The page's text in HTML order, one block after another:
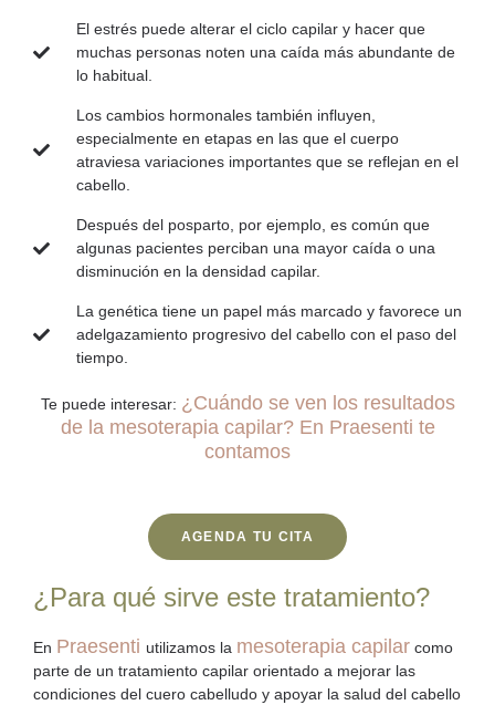
El estrés puede alterar el ciclo capilar y hacer que
muchas personas noten una caída más abundante de
lo habitual.
Los cambios hormonales también influyen,
especialmente en etapas en las que el cuerpo
atraviesa variaciones importantes que se reflejan en el
cabello.
Después del posparto, por ejemplo, es común que
algunas pacientes perciban una mayor caída o una
disminución en la densidad capilar.
La genética tiene un papel más marcado y favorece un
adelgazamiento progresivo del cabello con el paso del
tiempo.
Te puede interesar: ¿Cuándo se ven los resultados
de la mesoterapia capilar? En Praesenti te
contamos
AGENDA TU CITA
¿Para qué sirve este tratamiento?
En Praesenti utilizamos la mesoterapia capilar como
parte de un tratamiento capilar orientado a mejorar las
condiciones del cuero cabelludo y apoyar la salud del cabello